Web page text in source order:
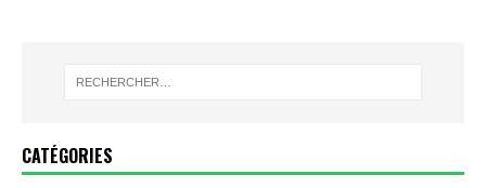
CATÉGORIES